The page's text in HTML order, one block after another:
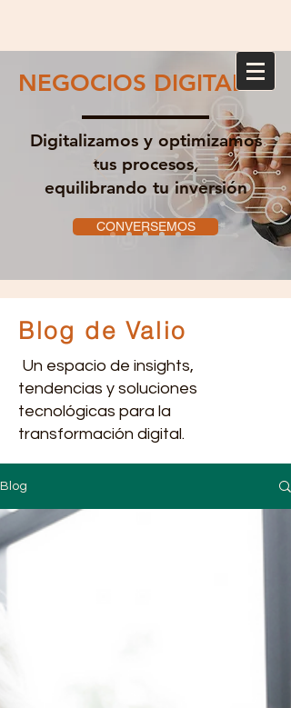
NEGOCIOS DIGITALES
Digitalizamos y optimizamos
tus procesos,
equilibrando tu inversión
CONVERSEMOS
Blog de Valio
Un espacio de insights,
tendencias y soluciones
tecnológicas para la
transformación digital.
Blog